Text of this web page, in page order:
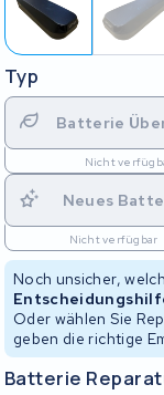
Typ
Batterie
Nicht
Neues
Nicht verfügbar
Noch unsicher,
Oder wählen Sie
geben die richtige
Batterie